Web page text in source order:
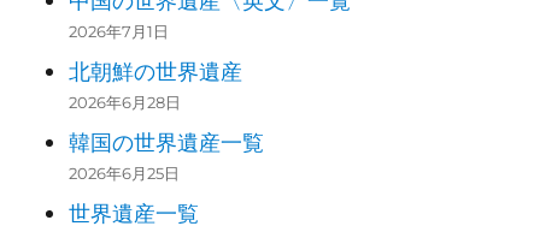
2026年7月1日
北朝鮮の世界遺産
2026年6月28日
韓国の世界遺産一覧
2026年6月25日
世界遺産一覧